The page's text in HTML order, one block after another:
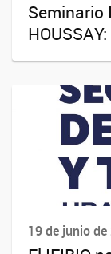
Seminario
19 de junio